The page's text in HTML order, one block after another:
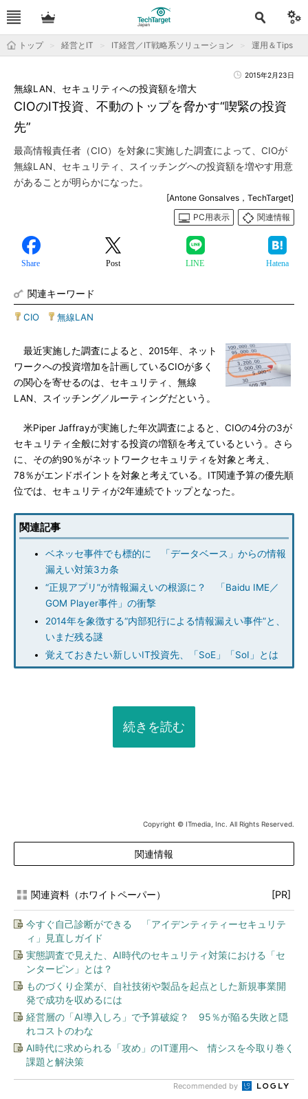
トップ 経営とIT IT経営／IT戦略系ソリューション 運用＆Tips
2015年2月23日
CIOのIT投資、不動のトップを脅かす“喫緊の投資
先”
無線LAN、セキュリティへの投資額を増大
最高情報責任者（CIO）を対象に実施した調査によって、CIOが
無線LAN、セキュリティ、スイッチングへの投資額を増やす用意
があることが明らかになった。
[Antone Gonsalves，TechTarget]
PC用表示
関連情報
Share Post LINE Hatena
関連キーワード
CIO 無線LAN
最近実施した調査によると、2015年、ネット
ワークへの投資増加を計画しているCIOが多く
の関心を寄せるのは、セキュリティ、無線
LAN、スイッチング／ルーティングだという。
米Piper Jaffrayが実施した年次調査によると、CIOの4分の3が
セキュリティ全般に対する投資の増額を考えているという。さら
に、その約90％がネットワークセキュリティを対象と考え、
78％がエンドポイントを対象と考えている。IT関連予算の優先順
位では、セキュリティが2年連続でトップとなった。
関連記事
ベネッセ事件でも標的に 「データベース」からの情報
漏えい対策3カ条
“正規アプリ”が情報漏えいの根源に？ 「Baidu IME／
GOM Player事件」の衝撃
2014年を象徴する“内部犯行による情報漏えい事件”と、
いまだ残る謎
覚えておきたい新しいIT投資先、「SoE」「SoI」とは
続きを読む
Copyright © ITmedia, Inc. All Rights Reserved.
関連情報
関連資料（ホワイトペーパー） [PR]
今すぐ自己診断ができる 「アイデンティティーセキュリテ
ィ」見直しガイド
実態調査で見えた、AI時代のセキュリティ対策における「セ
ンターピン」とは？
ものづくり企業が、自社技術や製品を起点とした新規事業開
発で成功を収めるには
経営層の「AI導入しろ」で予算破綻？ 95％が陥る失敗と隠
れコストのわな
AI時代に求められる「攻め」のIT運用へ 情シスを今取り巻く
課題と解決策
Recommended by